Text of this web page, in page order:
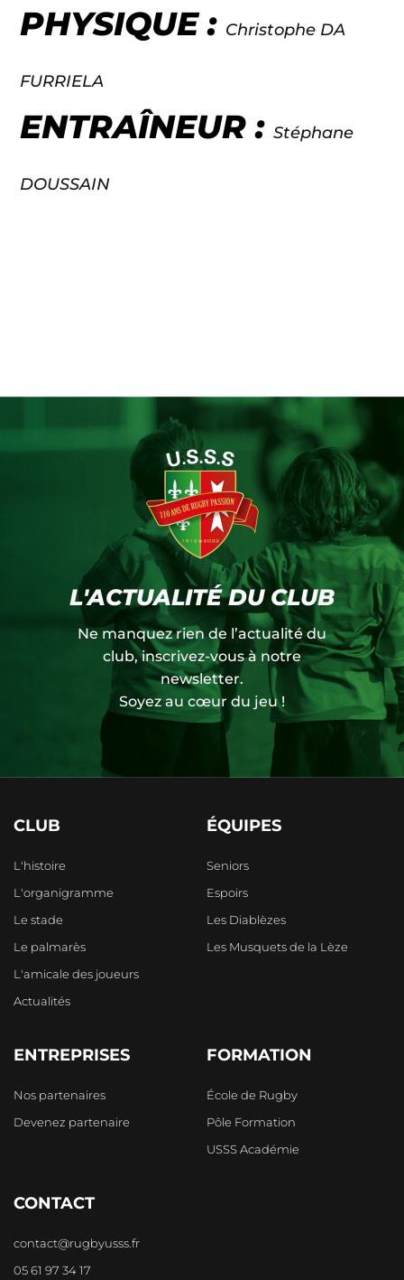
PHYSIQUE : Christophe DA
FURRIELA
ENTRAÎNEUR :Stéphane
DOUSSAIN
L'ACTUALITÉ DU CLUB
Ne manquez rien de l’actualité du
club, inscrivez-vous à notre
newsletter.
Soyez au cœur du jeu !
CLUB
L'histoire
L'organigramme
Le stade
Le palmarès
L'amicale des joueurs
Actualités
ÉQUIPES
Seniors
Espoirs
Les Diablèzes
Les Musquets de la Lèze
ENTREPRISES
Nos partenaires
Devenez partenaire
FORMATION
École de Rugby
Pôle Formation
USSS Académie
CONTACT
contact@rugbyusss.fr
05 61 97 34 17